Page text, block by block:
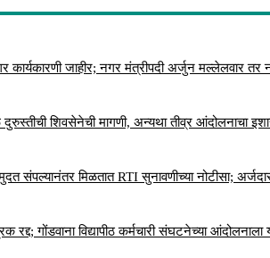
कार्यकारणी जाहीर; नगर मंत्रीपदी अर्जुन मल्लेलवार
शिवसेनेची मागणी, अन्यथा तीव्र आंदोलनाचा
संपल्यानंतर मिळतात RTI सुनावणीच्या नोटीसा;
रद्द; गोंडवाना विद्यापीठ कर्मचारी संघटनेच्या आंदोलनाला